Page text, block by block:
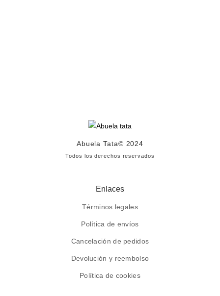
Abuela Tata© 2024
Todos los derechos reservados
Enlaces
Términos legales
Política de envíos
Cancelación de pedidos
Devolución y reembolso
Política de cookies